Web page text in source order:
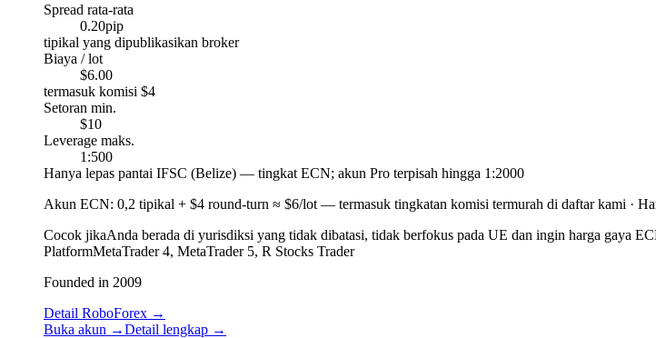
Spread rata-rata
0.20pip
tipikal yang dipublikasikan broker
Biaya / lot
$6.00
termasuk komisi $4
Setoran min.
$10
Leverage maks.
1:500
Hanya lepas pantai IFSC (Belize) — tingkat ECN; akun Pro terpisah hingga 1:2000
Akun ECN: 0,2 tipikal + $4 round-turn ≈ $6/lot — termasuk tingkatan komisi termurah di daftar kami ·
Cocok jikaAnda berada di yurisdiksi yang tidak dibatasi, tidak berfokus pada UE dan ingin harga gaya
PlatformMetaTrader 4, MetaTrader 5, R Stocks Trader
Founded in 2009
Detail RoboForex →
Buka akun →Detail lengkap →